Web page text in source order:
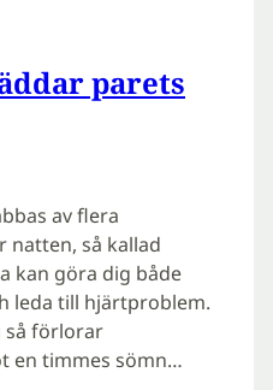
parets
av flera
natten, så kallad
kan göra dig både
leda till hjärtproblem.
så förlorar
en timmes sömn…